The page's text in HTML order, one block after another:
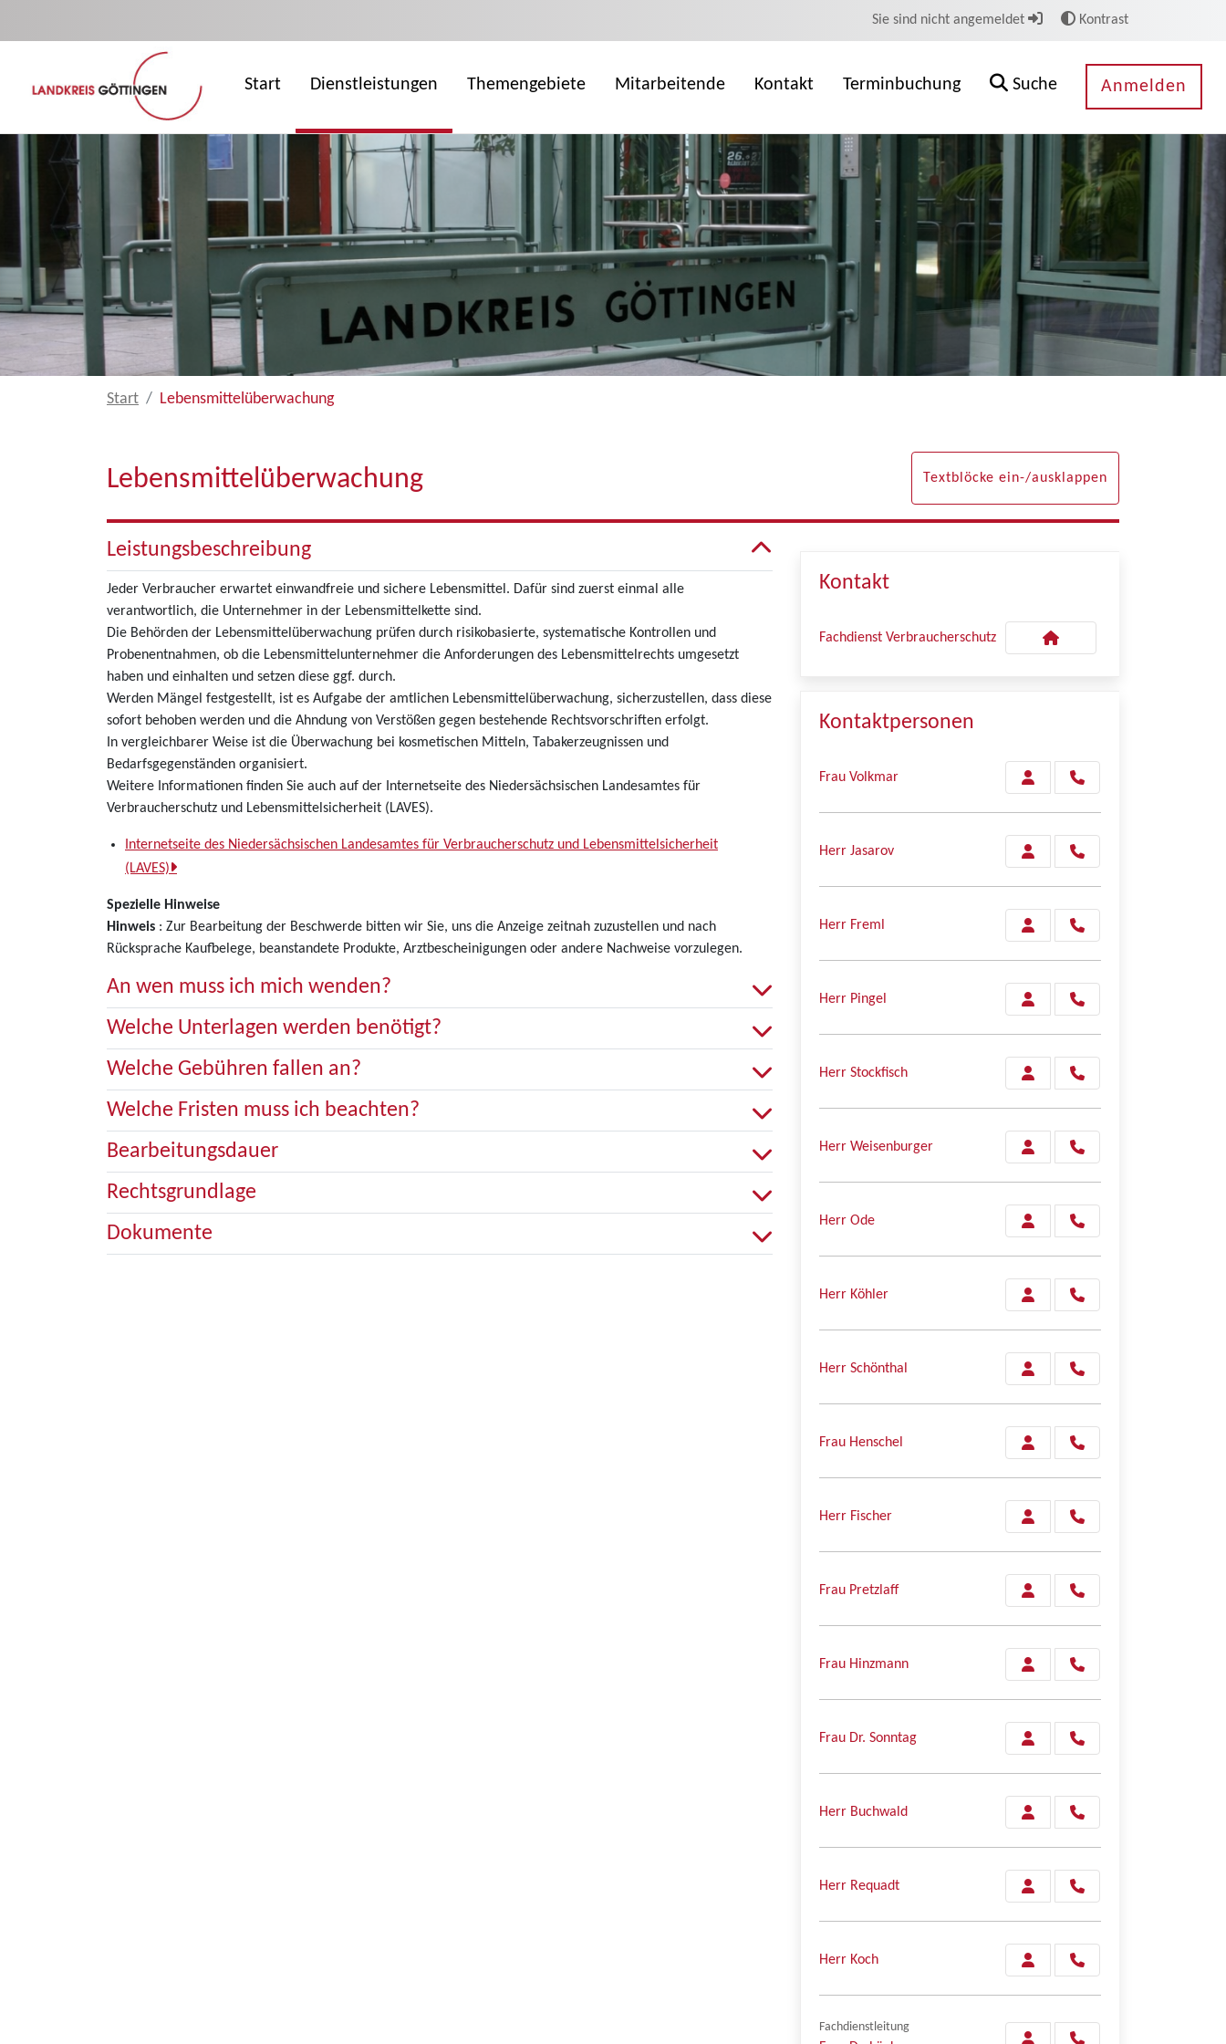
Sie sind nicht angemeldet Kontrast
Start Dienstleistungen Themengebiete Mitarbeitende Kontakt Terminbuchung Suche Anmelden
Start Lebensmittelüberwachung
Lebensmittelüberwachung Textblöcke ein-/ausklappen
Leistungsbeschreibung
Jeder Verbraucher erwartet einwandfreie und sichere Lebensmittel. Dafür sind zuerst einmal alle
verantwortlich, die Unternehmer in der Lebensmittelkette sind.
Die Behörden der Lebensmittelüberwachung prüfen durch risikobasierte, systematische Kontrollen und
Probenentnahmen, ob die Lebensmittelunternehmer die Anforderungen des Lebensmittelrechts umgesetzt
haben und einhalten und setzen diese ggf. durch.
Werden Mängel festgestellt, ist es Aufgabe der amtlichen Lebensmittelüberwachung, sicherzustellen, dass diese
sofort behoben werden und die Ahndung von Verstößen gegen bestehende Rechtsvorschriften erfolgt.
In vergleichbarer Weise ist die Überwachung bei kosmetischen Mitteln, Tabakerzeugnissen und
Bedarfsgegenständen organisiert.
Weitere Informationen finden Sie auch auf der Internetseite des Niedersächsischen Landesamtes für
Verbraucherschutz und Lebensmittelsicherheit (LAVES).
Internetseite des Niedersächsischen Landesamtes für Verbraucherschutz und Lebensmittelsicherheit
(LAVES)
Spezielle Hinweise
Hinweis : Zur Bearbeitung der Beschwerde bitten wir Sie, uns die Anzeige zeitnah zuzustellen und nach
Rücksprache Kaufbelege, beanstandete Produkte, Arztbescheinigungen oder andere Nachweise vorzulegen.
An wen muss ich mich wenden?
Welche Unterlagen werden benötigt?
Welche Gebühren fallen an?
Welche Fristen muss ich beachten?
Bearbeitungsdauer
Rechtsgrundlage
Dokumente
Kontakt
Fachdienst Verbraucherschutz
Kontaktpersonen
Frau Volkmar
Herr Jasarov
Herr Freml
Herr Pingel
Herr Stockfisch
Herr Weisenburger
Herr Ode
Herr Köhler
Herr Schönthal
Frau Henschel
Herr Fischer
Frau Pretzlaff
Frau Hinzmann
Frau Dr. Sonntag
Herr Buchwald
Herr Requadt
Herr Koch
Fachdienstleitung